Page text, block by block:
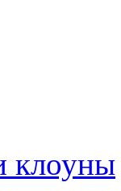
клоуны